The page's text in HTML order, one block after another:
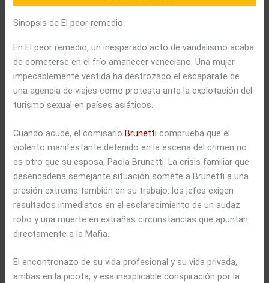
Sinopsis de El peor remedio
En El peor remedio, un inesperado acto de vandalismo acaba
de cometerse en el frío amanecer veneciano. Una mujer
impecablemente vestida ha destrozado el escaparate de
una agencia de viajes como protesta ante la explotación del
turismo sexual en países asiáticos…
Cuando acude, el comisarioBrunetti comprueba que el
violento manifestante detenido en la escena del crimen no
es otro que su esposa, Paola Brunetti. La crisis familiar que
desencadena semejante situación somete a Brunetti a una
presión extrema también en su trabajo: los jefes exigen
resultados inmediatos en el esclarecimiento de un audaz
robo y una muerte en extrañas circunstancias que apuntan
directamente a la Mafia.
El encontronazo de su vida profesional y su vida privada,
ambas en la picota, y esa inexplicable conspiración por la